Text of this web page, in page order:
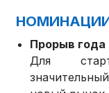
Прорыв года
Для